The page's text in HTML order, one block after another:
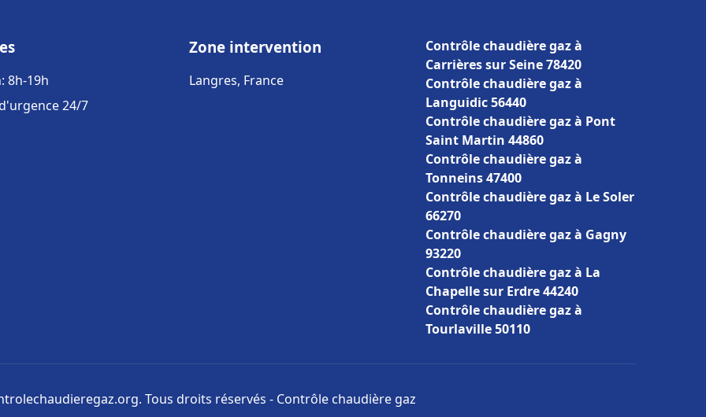
8h-19h
24/7
Zone intervention
Langres, France
Contrôle chaudière gaz à
Carrières sur Seine 78420
Contrôle chaudière gaz à
Languidic 56440
Contrôle chaudière gaz à Pont
Saint Martin 44860
Contrôle chaudière gaz à
Tonneins 47400
Contrôle chaudière gaz à Le Soler
66270
Contrôle chaudière gaz à Gagny
93220
Contrôle chaudière gaz à La
Chapelle sur Erdre 44240
Contrôle chaudière gaz à
Tourlaville 50110
Tous droits réservés - Contrôle chaudière gaz